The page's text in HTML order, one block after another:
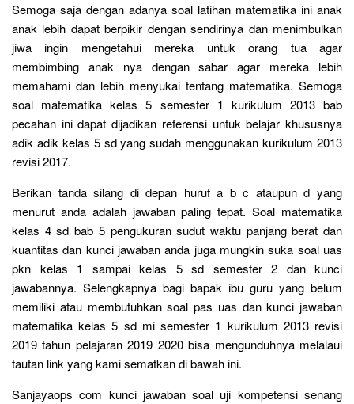
Semoga saja dengan adanya soal latihan matematika ini anak
anak lebih dapat berpikir dengan sendirinya dan menimbulkan
jiwa ingin mengetahui mereka untuk orang tua agar
membimbing anak nya dengan sabar agar mereka lebih
memahami dan lebih menyukai tentang matematika. Semoga
soal matematika kelas 5 semester 1 kurikulum 2013 bab
pecahan ini dapat dijadikan referensi untuk belajar khususnya
adik adik kelas 5 sd yang sudah menggunakan kurikulum 2013
revisi 2017.
Berikan tanda silang di depan huruf a b c ataupun d yang
menurut anda adalah jawaban paling tepat. Soal matematika
kelas 4 sd bab 5 pengukuran sudut waktu panjang berat dan
kuantitas dan kunci jawaban anda juga mungkin suka soal uas
pkn kelas 1 sampai kelas 5 sd semester 2 dan kunci
jawabannya. Selengkapnya bagi bapak ibu guru yang belum
memiliki atau membutuhkan soal pas uas dan kunci jawaban
matematika kelas 5 sd mi semester 1 kurikulum 2013 revisi
2019 tahun pelajaran 2019 2020 bisa mengunduhnya melalaui
tautan link yang kami sematkan di bawah ini.
Sanjayaops com kunci jawaban soal uji kompetensi senang